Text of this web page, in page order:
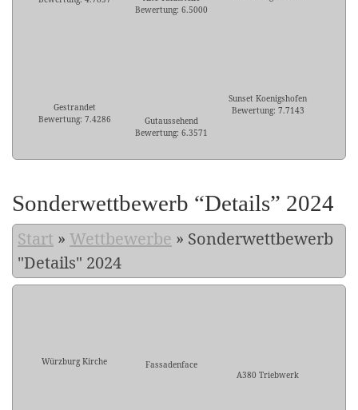
Bewertung: 6.5000
Gestrandet
Bewertung: 7.4286
Gutaussehend
Bewertung: 6.3571
Sunset Koenigshofen
Bewertung: 7.7143
Sonderwettbewerb “Details” 2024
Start » Wettbewerbe » Sonderwettbewerb
"Details" 2024
Würzburg Kirche
Fassadenface
A380 Triebwerk